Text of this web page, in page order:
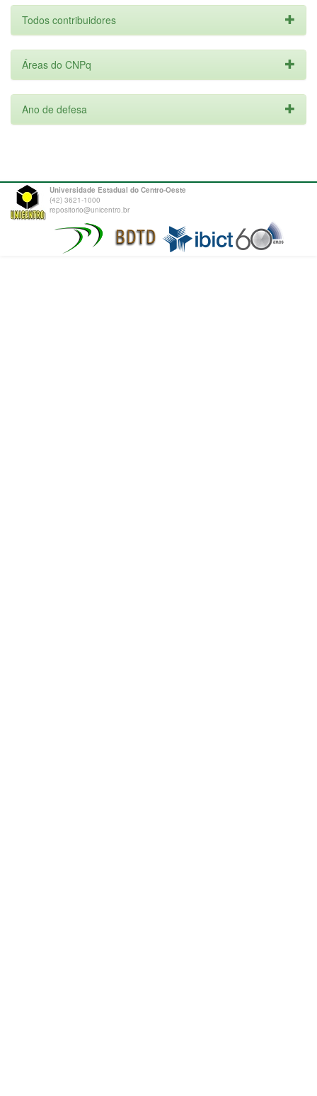
Todos contribuidores
Áreas do CNPq
Ano de defesa
Universidade Estadual do Centro-Oeste
(42) 3621-1000
repositorio@unicentro.br